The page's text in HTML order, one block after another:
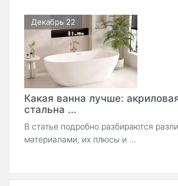
Декабрь 22
Какая ванна лучше:
стальна ...
В статье подробно разбираются
материалами, их плюсы и ...